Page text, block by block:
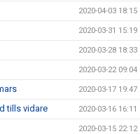
2020-04-03 18:15
2020-03-31 15:19
2020-03-28 18:33
2020-03-22 09:04
2020-03-17 19:47
tills vidare 2020-03-16 16:11
2020-03-15 22:12